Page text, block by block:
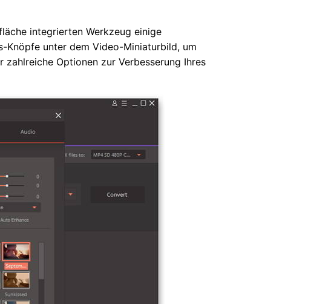
integrierten Werkzeug einige
Knöpfe unter dem Video-Miniaturbild, um
Optionen zur Verbesserung Ihres